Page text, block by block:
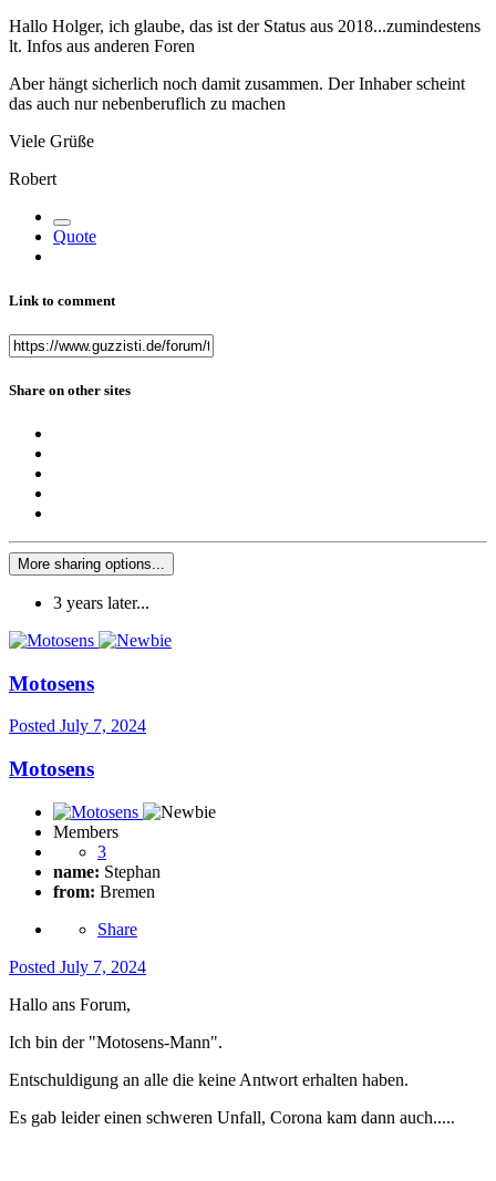
Hallo Holger, ich glaube, das ist der Status aus 2018...zumindestens
lt. Infos aus anderen Foren
Aber hängt sicherlich noch damit zusammen. Der Inhaber scheint
das auch nur nebenberuflich zu machen
Viele Grüße
Robert
Quote
Link to comment
Share on other sites
More sharing options...
3 years later...
Motosens
Posted July 7, 2024
Motosens
Members
3
name: Stephan
from: Bremen
Share
Posted July 7, 2024
Hallo ans Forum,
Ich bin der "Motosens-Mann".
Entschuldigung an alle die keine Antwort erhalten haben.
Es gab leider einen schweren Unfall, Corona kam dann auch.....